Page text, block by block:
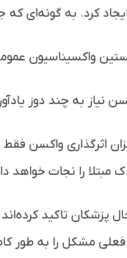
کرد. به گونه‌ای که جزو
واکسیناسیون
نیاز به چند دوز
مبتلا را نجات خواهد
پزشکان تاکید
مشکل را به طور